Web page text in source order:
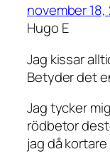
november
Hugo E
Jag kissar
Betyder det
Jag tycker
rödbetor
jag då